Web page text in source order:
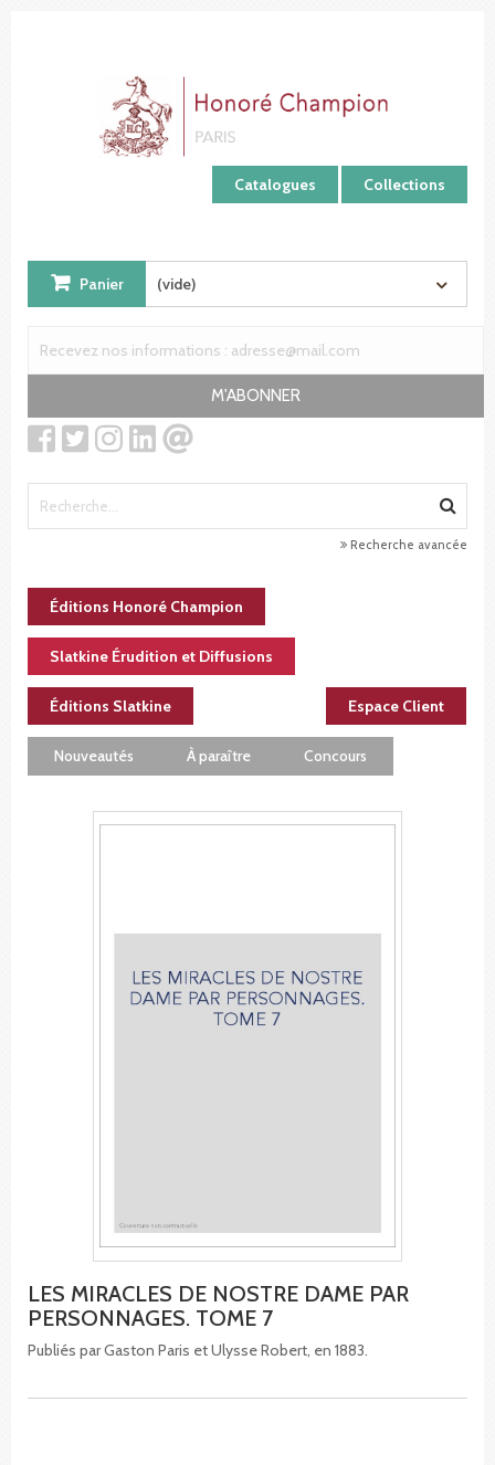
Catalogues Collections
Panier (vide)
M'ABONNER
Recherche avancée
Éditions Honoré Champion
Slatkine Érudition et Diffusions
Éditions Slatkine Espace Client
Nouveautés À paraître Concours
LES MIRACLES DE NOSTRE DAME PAR
PERSONNAGES. TOME 7
Publiés par Gaston Paris et Ulysse Robert, en 1883.